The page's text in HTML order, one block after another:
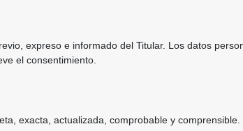
expreso e informado del Titular. Los datos
el consentimiento.
exacta, actualizada, comprobable y comprensible.